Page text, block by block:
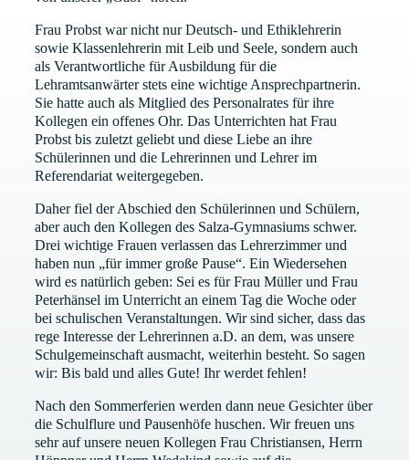
Frau Probst war nicht nur Deutsch- und Ethiklehrerin
sowie Klassenlehrerin mit Leib und Seele, sondern auch
als Verantwortliche für Ausbildung für die
Lehramtsanwärter stets eine wichtige Ansprechpartnerin.
Sie hatte auch als Mitglied des Personalrates für ihre
Kollegen ein offenes Ohr. Das Unterrichten hat Frau
Probst bis zuletzt geliebt und diese Liebe an ihre
Schülerinnen und die Lehrerinnen und Lehrer im
Referendariat weitergegeben.
Daher fiel der Abschied den Schülerinnen und Schülern,
aber auch den Kollegen des Salza-Gymnasiums schwer.
Drei wichtige Frauen verlassen das Lehrerzimmer und
haben nun „für immer große Pause“. Ein Wiedersehen
wird es natürlich geben: Sei es für Frau Müller und Frau
Peterhänsel im Unterricht an einem Tag die Woche oder
bei schulischen Veranstaltungen. Wir sind sicher, dass das
rege Interesse der Lehrerinnen a.D. an dem, was unsere
Schulgemeinschaft ausmacht, weiterhin besteht. So sagen
wir: Bis bald und alles Gute! Ihr werdet fehlen!
Nach den Sommerferien werden dann neue Gesichter über
die Schulflure und Pausenhöfe huschen. Wir freuen uns
sehr auf unsere neuen Kollegen Frau Christiansen, Herrn